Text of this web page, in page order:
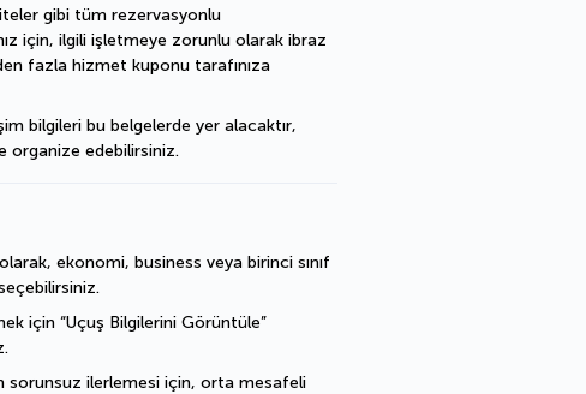
gibi tüm rezervasyonlu
için, ilgili işletmeye zorunlu olarak ibraz
fazla hizmet kuponu tarafınıza
bilgileri bu belgelerde yer alacaktır,
organize edebilirsiniz.
ekonomi, business veya birinci sınıf
için “Uçuş Bilgilerini Görüntüle”
sorunsuz ilerlemesi için, orta mesafeli